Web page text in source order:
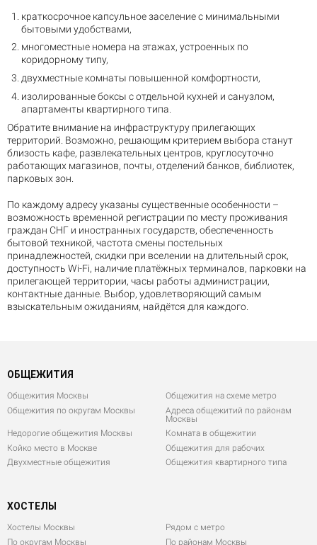
краткосрочное капсульное заселение с минимальными
бытовыми удобствами,
многоместные номера на этажах, устроенных по
коридорному типу,
двухместные комнаты повышенной комфортности,
изолированные боксы с отдельной кухней и санузлом,
апартаменты квартирного типа.
Обратите внимание на инфраструктуру прилегающих
территорий. Возможно, решающим критерием выбора станут
близость кафе, развлекательных центров, круглосуточно
работающих магазинов, почты, отделений банков, библиотек,
парковых зон.
По каждому адресу указаны существенные особенности –
возможность временной регистрации по месту проживания
граждан СНГ и иностранных государств, обеспеченность
бытовой техникой, частота смены постельных
принадлежностей, скидки при вселении на длительный срок,
доступность Wi-Fi, наличие платёжных терминалов, парковки на
прилегающей территории, часы работы администрации,
контактные данные. Выбор, удовлетворяющий самым
взыскательным ожиданиям, найдётся для каждого.
ОБЩЕЖИТИЯ
Общежития Москвы
Общежития на схеме метро
Общежития по округам Москвы
Адреса общежитий по районам
Москвы
Недорогие общежития Москвы
Комната в общежитии
Койко место в Москве
Общежития для рабочих
Двухместные общежития
Общежития квартирного типа
ХОСТЕЛЫ
Хостелы Москвы
По округам Москвы
Рядом с метро
По районам Москвы